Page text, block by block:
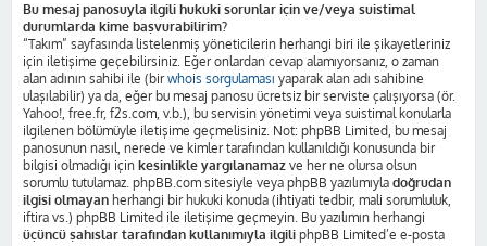
Bu mesaj panosuyla ilgili hukuki sorunlar için ve/veya suistimal
durumlarda kime başvurabilirim?
“Takım” sayfasında listelenmiş yöneticilerin herhangi biri ile şikayetleriniz
için iletişime geçebilirsiniz. Eğer onlardan cevap alamıyorsanız, o zaman
alan adının sahibi ile (birwhois sorgulaması yaparak alan adı sahibine
ulaşılabilir) ya da, eğer bu mesaj panosu ücretsiz bir serviste çalışıyorsa (ör.
Yahoo!, free.fr, f2s.com, v.b.), bu servisin yönetimi veya suistimal konularla
ilgilenen bölümüyle iletişime geçmelisiniz. Not: phpBB Limited, bu mesaj
panosunun nasıl, nerede ve kimler tarafından kullanıldığı konusunda bir
bilgisi olmadığı için kesinlikle yargılanamaz ve her ne olursa olsun
sorumlu tutulamaz. phpBB.com sitesiyle veya phpBB yazılımıyla doğrudan
ilgisi olmayan herhangi bir hukuki konuda (ihtiyati tedbir, mali sorumluluk,
iftira vs.) phpBB Limited ile iletişime geçmeyin. Bu yazılımın herhangi
üçüncü şahıslar tarafından kullanımıyla ilgili phpBB Limited’e e-posta